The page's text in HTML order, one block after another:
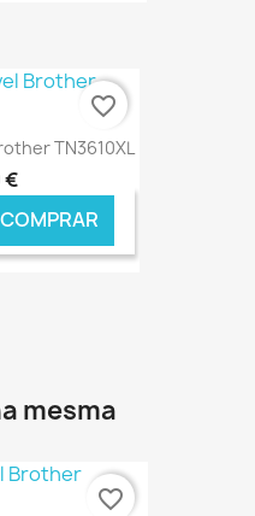
€ ONLINE
TN3610XL
€
COMPRAR
favorite_border
mesma
favorite_border